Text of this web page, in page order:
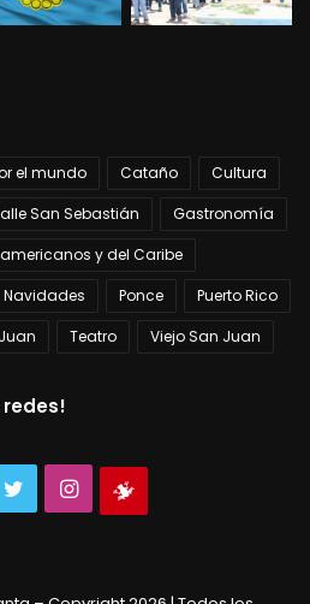
el mundo Cataño
Cultura
San Sebastián
Gastronomía
y del Caribe
Navidades Ponce
Puerto Rico
Teatro Viejo San Juan
redes!
TwitterInstagram